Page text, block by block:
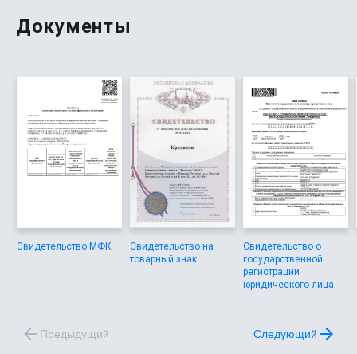
Документы
Свидетельство МФК
Свидетельство на
товарный знак
Свидетельство о
государственной
регистрации
юридического лица
Предыдущий Следующий